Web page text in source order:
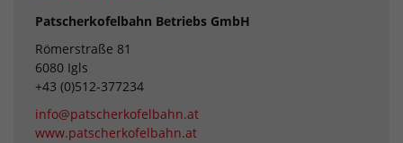
Patscherkofelbahn Betriebs GmbH
Römerstraße 81
6080 Igls
+43 (0)512-377234
info@patscherkofelbahn.at
www.patscherkofelbahn.at